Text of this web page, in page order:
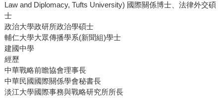
Law and Diplomacy, Tufts University) 國際關係博士、法律外交碩
士
政治大學政研所政治學碩士
輔仁大學大眾傳播學系(新聞組)學士
建國中學
經歷
中華戰略前瞻協會理事長
中華民國國際關係學會秘書長
淡江大學國際事務與戰略研究所所長